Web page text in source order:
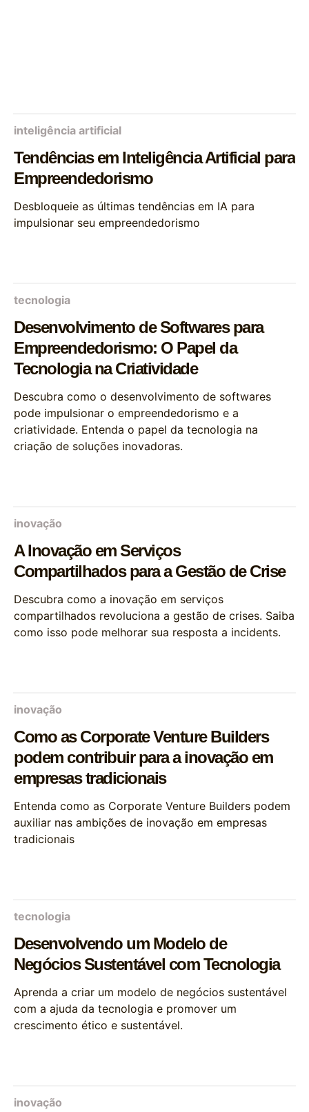
inteligência artificial
Tendências em Inteligência Artificial para
Empreendedorismo
Desbloqueie as últimas tendências em IA para
impulsionar seu empreendedorismo
tecnologia
Desenvolvimento de Softwares para
Empreendedorismo: O Papel da
Tecnologia na Criatividade
Descubra como o desenvolvimento de softwares
pode impulsionar o empreendedorismo e a
criatividade. Entenda o papel da tecnologia na
criação de soluções inovadoras.
inovação
A Inovação em Serviços
Compartilhados para a Gestão de Crise
Descubra como a inovação em serviços
compartilhados revoluciona a gestão de crises. Saiba
como isso pode melhorar sua resposta a incidents.
inovação
Como as Corporate Venture Builders
podem contribuir para a inovação em
empresas tradicionais
Entenda como as Corporate Venture Builders podem
auxiliar nas ambições de inovação em empresas
tradicionais
tecnologia
Desenvolvendo um Modelo de
Negócios Sustentável com Tecnologia
Aprenda a criar um modelo de negócios sustentável
com a ajuda da tecnologia e promover um
crescimento ético e sustentável.
inovação